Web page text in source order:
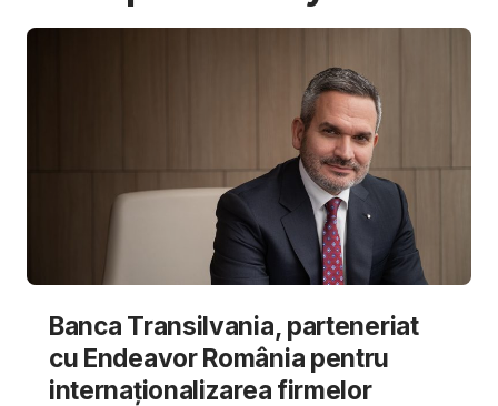
Banca Transilvania, parteneriat
cu Endeavor România pentru
internaționalizarea firmelor